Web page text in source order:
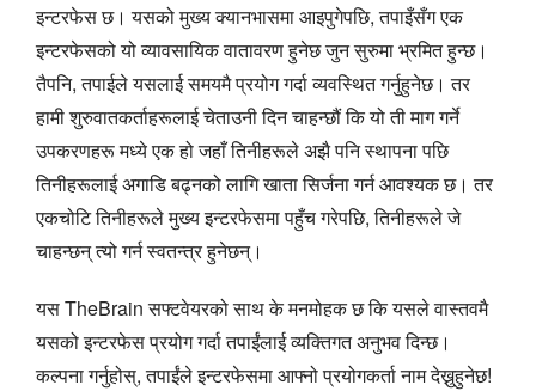
इन्टरफेस छ। यसको मुख्य क्यानभासमा आइपुगेपछि, तपाइँसँग एक
इन्टरफेसको यो व्यावसायिक वातावरण हुनेछ जुन सुरुमा भ्रमित हुन्छ।
तैपनि, तपाईले यसलाई समयमै प्रयोग गर्दा व्यवस्थित गर्नुहुनेछ। तर
हामी शुरुवातकर्ताहरूलाई चेताउनी दिन चाहन्छौं कि यो ती माग गर्ने
उपकरणहरू मध्ये एक हो जहाँ तिनीहरूले अझै पनि स्थापना पछि
तिनीहरूलाई अगाडि बढ्नको लागि खाता सिर्जना गर्न आवश्यक छ। तर
एकचोटि तिनीहरूले मुख्य इन्टरफेसमा पहुँच गरेपछि, तिनीहरूले जे
चाहन्छन् त्यो गर्न स्वतन्त्र हुनेछन्।
यस TheBrain सफ्टवेयरको साथ के मनमोहक छ कि यसले वास्तवमै
यसको इन्टरफेस प्रयोग गर्दा तपाईंलाई व्यक्तिगत अनुभव दिन्छ।
कल्पना गर्नुहोस्, तपाईंले इन्टरफेसमा आफ्नो प्रयोगकर्ता नाम देख्नुहुनेछ!